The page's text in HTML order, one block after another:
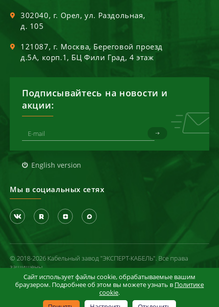
302040, г. Орел,ул. Раздольная,
д. 105
121087, г. Москва, Береговой проезд
д.5А, корп.1, БЦ Фили Град, 4 этаж
Подписывайтесь на новости и
акции:
English version
Мы в социальных сетях
© 2018-2026 Кабельный завод "ЭКСПЕРТ-КАБЕЛЬ". Все права
защищены
Политика конфиденциальности
Условия использования сайта
Сайт использует файлы cookie, обрабатываемые вашим
браузером. Подробнее об этом вы можете узнать в Политике
cookie.